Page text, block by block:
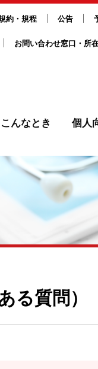
約・規程 公告
お問い合わせ窓口・所
こんなとき 個人
る質問）